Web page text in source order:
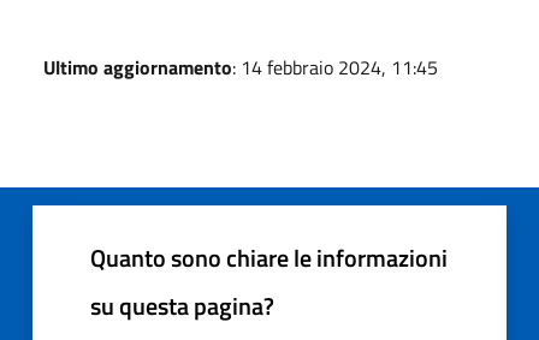
Ultimo aggiornamento: 14 febbraio 2024, 11:45
Quanto sono chiare le informazioni
su questa pagina?